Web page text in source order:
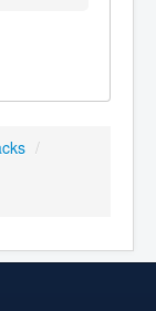
/